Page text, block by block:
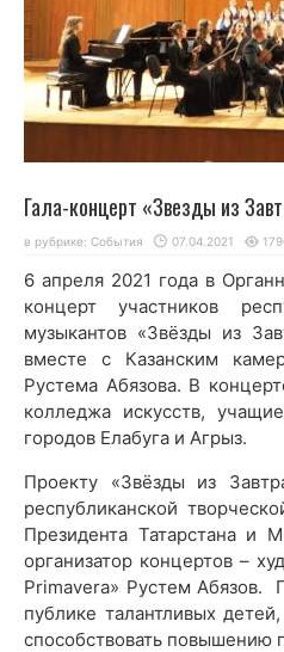
Гала-концерт «Звезды из
в рубрике: События 07.04.2021
6 апреля 2021 года в
концерт участников
музыкантов «Звёзды из
вместе с Казанским
Рустема Абязова. В
колледжа искусств,
городов Елабуга и Агрыз.
Проекту «Звёзды из
республиканской
Президента Татарстана и
организатор концертов –
Primavera» Рустем Абязов.
публике талантливых
способствовать повышению